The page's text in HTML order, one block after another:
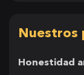
Nuestros
Honestidad